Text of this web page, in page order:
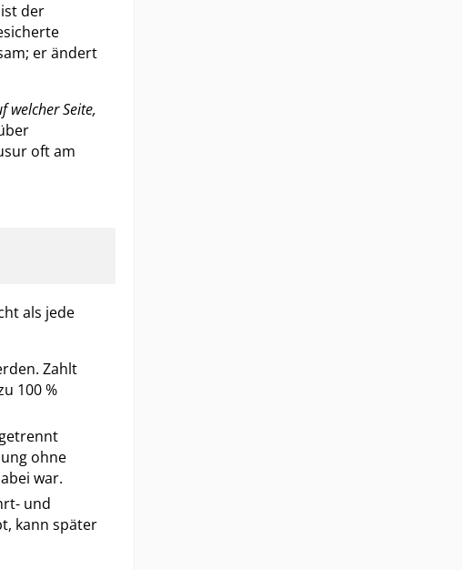
der
er ändert
welcher Seite,
oft am
als jede
Zahlt
100 %
ohne
war.
und
kann später